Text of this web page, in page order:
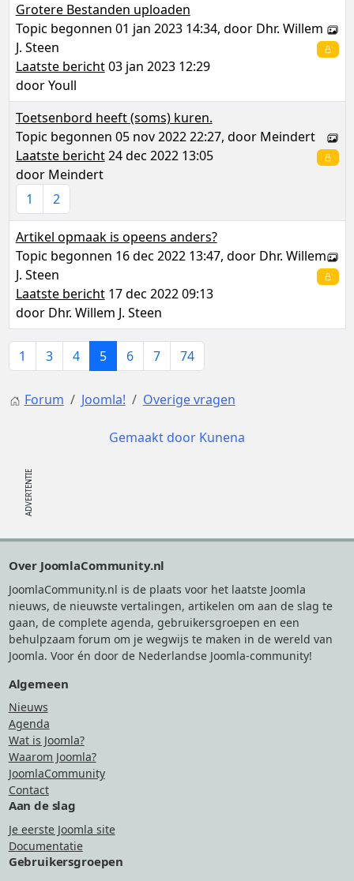
Grotere Bestanden uploaden
Topic begonnen 01 jan 2023 14:34, door Dhr. Willem
J. Steen
Laatste bericht03 jan 2023 12:29
doorYoull
Toetsenbord heeft (soms) kuren.
Topic begonnen 05 nov 2022 22:27, door Meindert
Laatste bericht24 dec 2022 13:05
door Meindert
1
2
Artikel opmaak is opeens anders?
Topic begonnen 16 dec 2022 13:47, door Dhr. Willem
J. Steen
Laatste bericht17 dec 2022 09:13
door Dhr. Willem J. Steen
1 3 4 5 6 7 74
Forum Joomla! Overige vragen
Gemaakt door Kunena
Over JoomlaCommunity.nl
JoomlaCommunity.nl is de plaats voor het laatste Joomla
nieuws, de nieuwste vertalingen, artikelen om aan de slag te
gaan, de complete agenda, gebruikersgroepen en een
behulpzaam forum om je wegwijs te maken in de wereld van
Joomla. Voor én door de Nederlandse Joomla-community!
Algemeen
Nieuws
Agenda
Wat is Joomla?
Waarom Joomla?
JoomlaCommunity
Contact
Aan de slag
Je eerste Joomla site
Documentatie
Gebruikersgroepen